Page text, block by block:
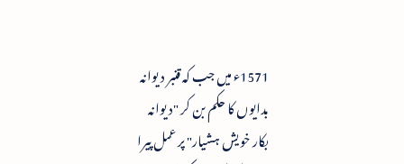
1571ء میں جب کہ قنبر دیوانہ
بدایوں کا حکم بن کر "دیوانہ
بکار خویش ہشیار" پر عمل پیرا